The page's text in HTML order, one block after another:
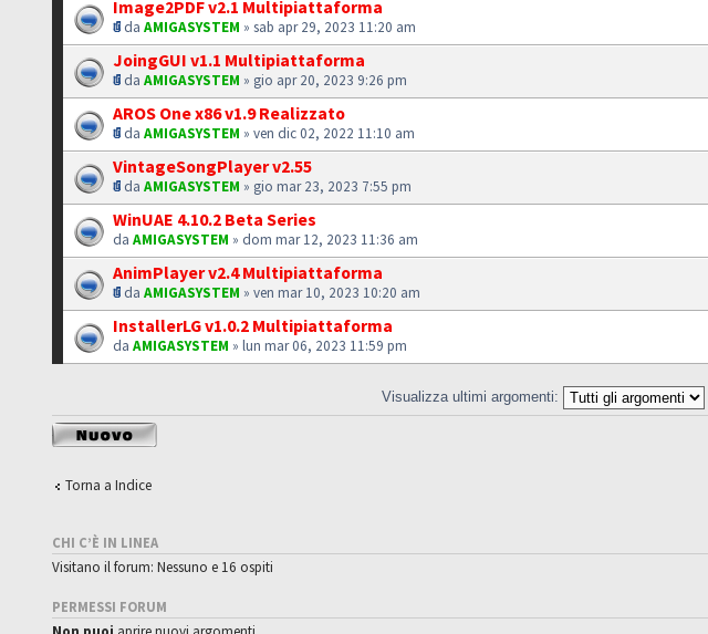
Image2PDF v2.1 Multipiattaforma
daAMIGASYSTEM » sab apr 29, 2023 11:20 am
JoingGUI v1.1 Multipiattaforma
daAMIGASYSTEM » gio apr 20, 2023 9:26 pm
AROS One x86 v1.9 Realizzato
daAMIGASYSTEM » ven dic 02, 2022 11:10 am
VintageSongPlayer v2.55
daAMIGASYSTEM » gio mar 23, 2023 7:55 pm
WinUAE 4.10.2 Beta Series
daAMIGASYSTEM » dom mar 12, 2023 11:36 am
AnimPlayer v2.4 Multipiattaforma
daAMIGASYSTEM » ven mar 10, 2023 10:20 am
InstallerLG v1.0.2 Multipiattaforma
daAMIGASYSTEM » lun mar 06, 2023 11:59 pm
Visualizza ultimi argomenti:
Scrivi un nuovo
argomento
Torna a Indice
CHI C’È IN LINEA
Visitano il forum: Nessuno e 16 ospiti
PERMESSI FORUM